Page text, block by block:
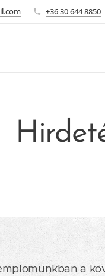
+36 30 644 8850
a